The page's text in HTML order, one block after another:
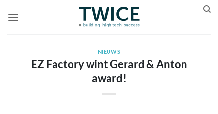
naar
NIEUWS
EZ Factory wint Gerard & Anton
award!